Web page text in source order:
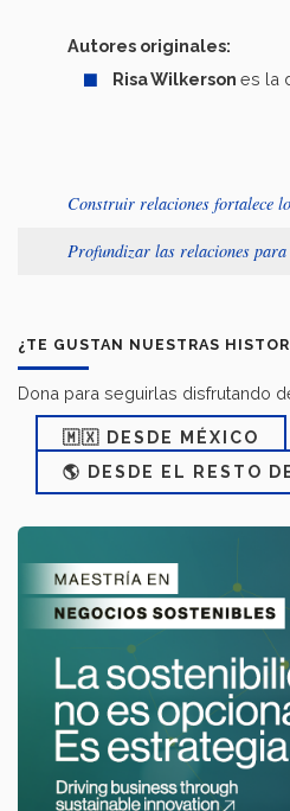
Autores originales:
Risa Wilkerson es la
Construir relaciones fortalece
Profundizar las relaciones
¿TE GUSTAN NUESTRAS
Dona para seguirlas disfrutando
🇲🇽 DESDE MÉXICO
🌎 DESDE EL RESTO